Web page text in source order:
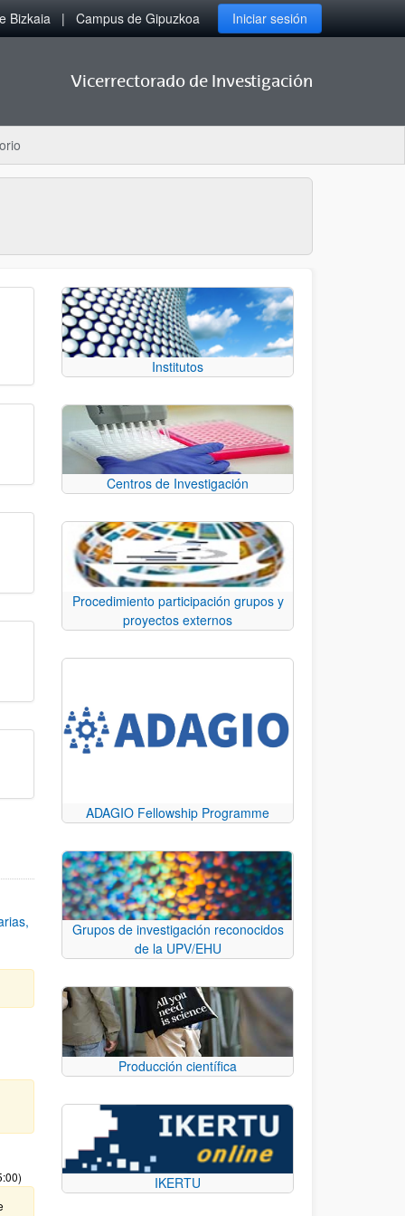
Bizkaia Campus de Gipuzkoa Iniciar sesión
Vicerrectorado de Investigación
Institutos
Centros de Investigación
Procedimiento participación grupos y
proyectos externos
ADAGIO Fellowship Programme
Grupos de investigación reconocidos
de la UPV/EHU
Producción científica
IKERTU